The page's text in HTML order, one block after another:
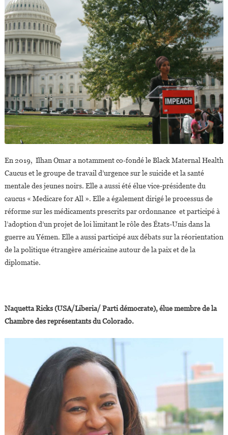
En 2019, Ilhan Omar a notamment co-fondé le Black Maternal Health
Caucus et le groupe de travail d’urgence sur le suicide et la santé
mentale des jeunes noirs. Elle a aussi été élue vice-présidente du
caucus « Medicare for All ». Elle a également dirigé le processus de
réforme sur les médicaments prescrits par ordonnance et participé à
l’adoption d’un projet de loi limitant le rôle des États-Unis dans la
guerre au Yémen. Elle a aussi participé aux débats sur la réorientation
de la politique étrangère américaine autour de la paix et de la
diplomatie.
Naquetta Ricks (USA/Liberia/ Parti démocrate), élue membre de la
Chambre des représentants du Colorado.